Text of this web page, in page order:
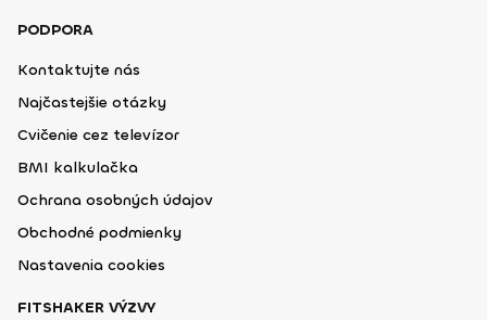
PODPORA
Kontaktujte nás
Najčastejšie otázky
Cvičenie cez televízor
BMI kalkulačka
Ochrana osobných údajov
Obchodné podmienky
Nastavenia cookies
FITSHAKER VÝZVY